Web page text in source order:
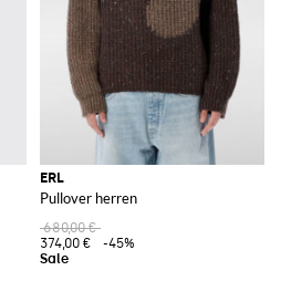
ERL
Pullover herren
680,00 €
374,00 €
-45%